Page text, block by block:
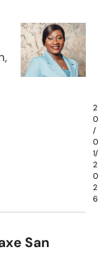
2
0
/
0
1/
2
0
2
6
San